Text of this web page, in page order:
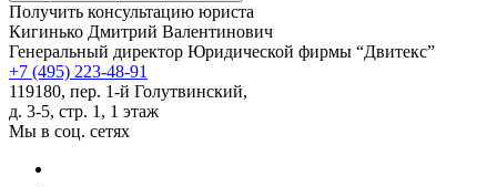
Получить консультацию юриста
Кигинько Дмитрий Валентинович
Генеральный директор Юридической фирмы “Двитекс”
+7 (495) 223-48-91
119180, пер. 1-й Голутвинский,
д. 3-5, стр. 1, 1 этаж
Мы в соц. сетях